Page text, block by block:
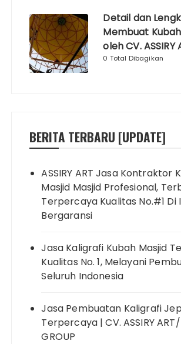
Detail dan
Membuat
oleh CV. ASSIRY
0 Total Dibagikan
BERITA TERBARU [UPDATE]
ASSIRY ART Jasa Kontraktor
Masjid Masjid Profesional,
Terpercaya Kualitas No.#1 Di
Bergaransi
Jasa Kaligrafi Kubah Masjid
Kualitas No. 1, Melayani
Seluruh Indonesia
Jasa Pembuatan Kaligrafi
Terpercaya | CV. ASSIRY ART/
GROUP